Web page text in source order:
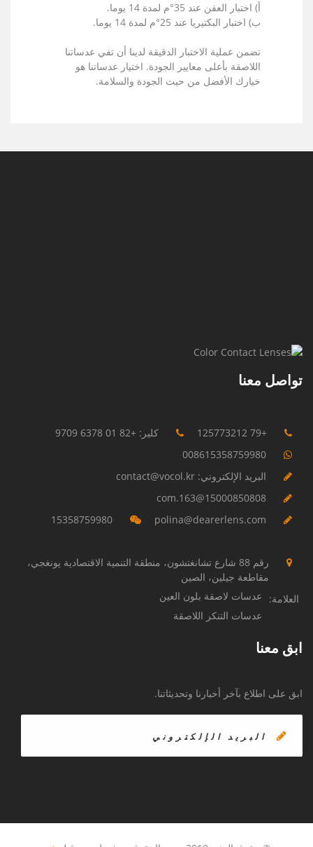
أ) اختبار العفن عند 35°م لمدة 14 يوما.
ب) اختبار البكتيريا عند 25°م لمدة 14 يوما.
تضمن عملية الاختبار الدقيقة لدينا أن تفي عدساتنا
اللاصقة بأعلى معايير الجودة. اختيار عدساتنا هو
خيارك الأفضل من حيث الجودة والسلامة.
تواصل معنا
+79 125773212
كلير: +82 01 6378 9709
008615358759980
البريد الإلكتروني: contact@vocol.kr
15000850808@163.com
polina@dearerlens.com
15358759980
رقم 88 شارع تشانغتشون، منطقة التنمية الاقتصادية يونغجي،
مقاطعة جيلين، الصين
العلامة:
عدسات لاصقة بلون العين
عدسات التنكر اللاصقة
ابق معنا
ابق على اطلاع بآخر أخبارنا وتحديثاتنا.